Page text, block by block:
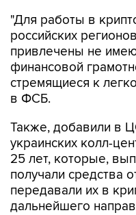
"Для работы в
российских
привлечены не
финансовой
стремящиеся к
в ФСБ.
Также, добавили в
украинских колл-
25 лет, которые,
получали средства
передавали их в
дальнейшего